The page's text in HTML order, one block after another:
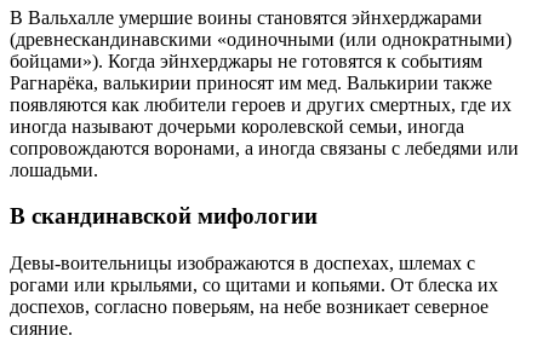
В Вальхалле умершие воины становятся эйнхерджарами
(древнескандинавскими «одиночными (или однократными)
бойцами»). Когда эйнхерджары не готовятся к событиям
Рагнарёка, валькирии приносят им мед. Валькирии также
появляются как любители героев и других смертных, где их
иногда называют дочерьми королевской семьи, иногда
сопровождаются воронами, а иногда связаны с лебедями или
лошадьми.
В скандинавской мифологии
Девы-воительницы изображаются в доспехах, шлемах с
рогами или крыльями, со щитами и копьями. От блеска их
доспехов, согласно поверьям, на небе возникает северное
сияние.